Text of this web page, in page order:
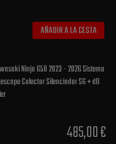
AÑADIR A LA CESTA
Ninja 650 2023 - 2026 Sistema
Colector Silenciador S6 + dB
485,00 €